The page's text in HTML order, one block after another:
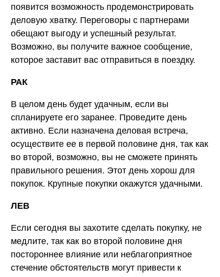
появится возможность продемонстрировать
деловую хватку. Переговоры с партнерами
обещают выгоду и успешный результат.
Возможно, вы получите важное сообщение,
которое заставит вас отправиться в поездку.
РАК
В целом день будет удачным, если вы
спланируете его заранее. Проведите день
активно. Если назначена деловая встреча,
осуществите ее в первой половине дня, так как
во второй, возможно, вы не сможете принять
правильного решения. Этот день хорош для
покупок. Крупные покупки окажутся удачными.
ЛЕВ
Если сегодня вы захотите сделать покупку, не
медлите, так как во второй половине дня
постороннее влияние или неблагоприятное
стечение обстоятельств могут привести к